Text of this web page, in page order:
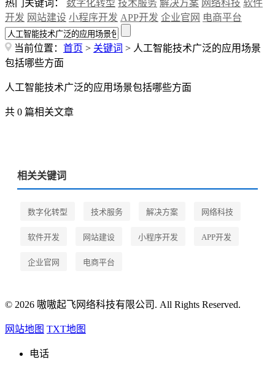
热门关键词： 数字化转型 技术服务 解决方案 网络科技 软件
开发 网站建设 小程序开发 APP开发 企业官网 电商平台
当前位置： 首页 > 关键词 > 人工智能技术广泛的应用场景
包括哪些方面
人工智能技术广泛的应用场景包括哪些方面
共 0 篇相关文章
相关关键词
数字化转型 技术服务 解决方案 网络科技
软件开发 网站建设 小程序开发 APP开发
企业官网 电商平台
© 2026 嗷嗷起飞网络科技有限公司. All Rights Reserved.
网站地图 TXT地图
电话